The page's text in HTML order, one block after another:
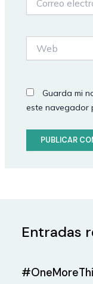
electrónico*
Guarda mi
este navegador
Entradas